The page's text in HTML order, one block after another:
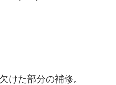
けた部分の補修。